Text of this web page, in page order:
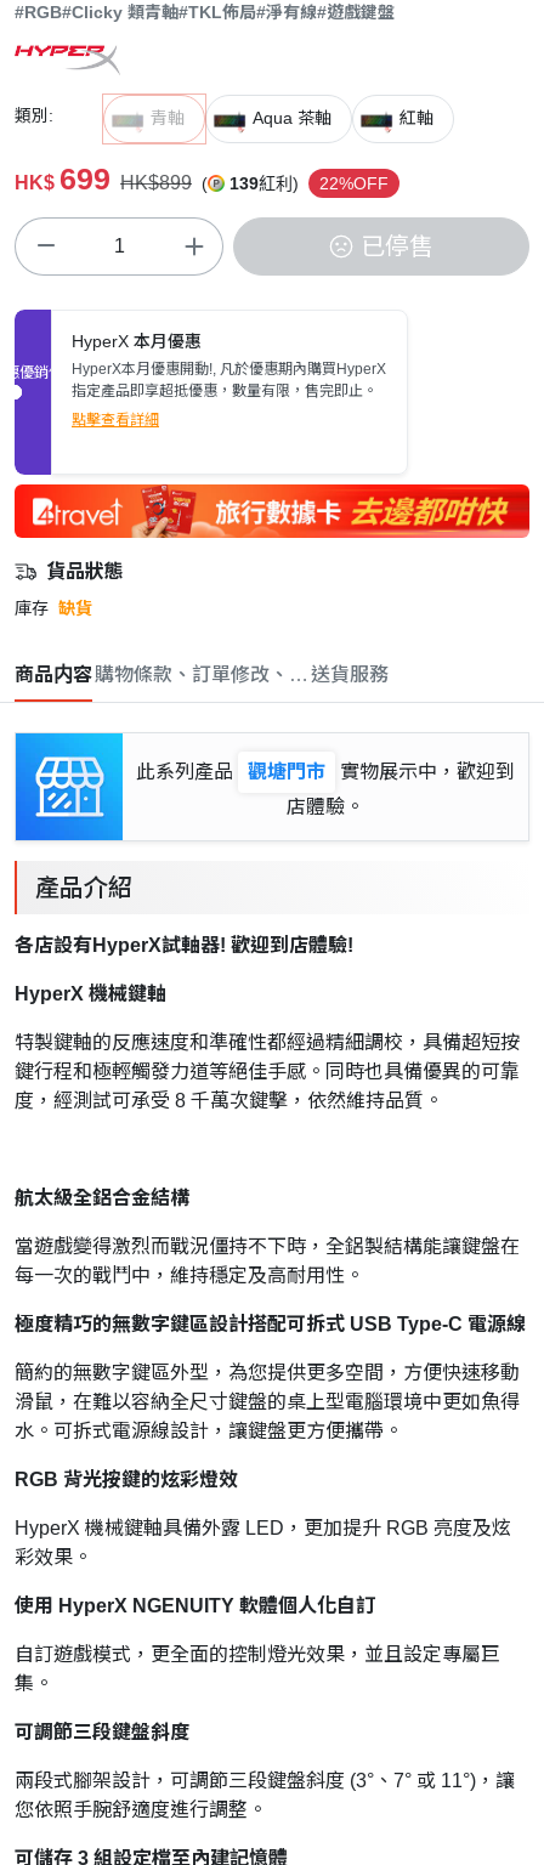
#RGB#Clicky 類青軸#TKL佈局#淨有線#遊戲鍵盤
類別: 青軸 Aqua 茶軸 紅軸
HK$ 699 HK$899 ( 139紅利) 22%OFF
已停售
促銷優惠
HyperX 本月優惠
HyperX本月優惠開動!, 凡於優惠期內購買HyperX
指定產品即享超抵優惠，數量有限，售完即止。
點擊查看詳細
貨品狀態
庫存 缺貨
商品内容購物條款、訂單修改、取消與退款政策
送貨服務
此系列產品 觀塘門市
實物展示中，歡迎到
店體驗。
產品介紹
各店設有HyperX試軸器! 歡迎到店體驗!
HyperX 機械鍵軸
特製鍵軸的反應速度和準確性都經過精細調校，具備超短按
鍵行程和極輕觸發力道等絕佳手感。同時也具備優異的可靠
度，經測試可承受 8 千萬次鍵擊，依然維持品質。
航太級全鋁合金結構
當遊戲變得激烈而戰況僵持不下時，全鋁製結構能讓鍵盤在
每一次的戰鬥中，維持穩定及高耐用性。
極度精巧的無數字鍵區設計搭配可拆式 USB Type-C 電源線
簡約的無數字鍵區外型，為您提供更多空間，方便快速移動
滑鼠，在難以容納全尺寸鍵盤的桌上型電腦環境中更如魚得
水。可拆式電源線設計，讓鍵盤更方便攜帶。
RGB 背光按鍵的炫彩燈效
HyperX 機械鍵軸具備外露 LED，更加提升 RGB 亮度及炫
彩效果。
使用 HyperX NGENUITY 軟體個人化自訂
自訂遊戲模式，更全面的控制燈光效果，並且設定專屬巨
集。
可調節三段鍵盤斜度
兩段式腳架設計，可調節三段鍵盤斜度 (3°、7° 或 11°)，讓
您依照手腕舒適度進行調整。
可儲存 3 組設定檔至內建記憶體